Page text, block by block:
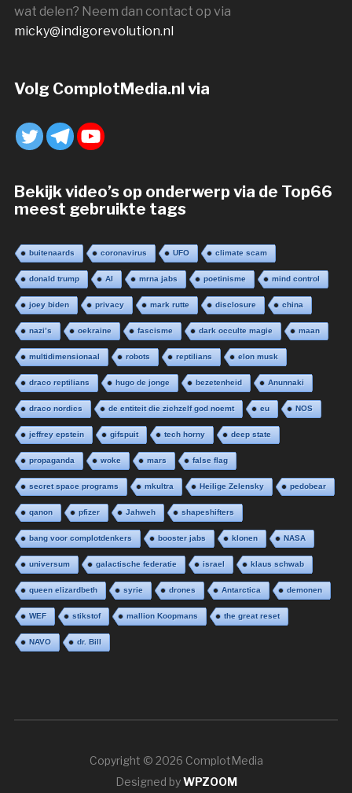
wat delen? Neem dan contact op via
micky@indigorevolution.nl
Volg ComplotMedia.nl via
Bekijk video’s op onderwerp via de Top66
meest gebruikte tags
buitenaards coronavirus UFO climate scam
donald trump AI mrna jabs poetinisme mind control
joey biden privacy mark rutte disclosure china
nazi’s oekraine fascisme dark occulte magie maan
multidimensionaal robots reptilians elon musk
draco reptilians hugo de jonge bezetenheid Anunnaki
draco nordics de entiteit die zichzelf god noemt eu NOS
jeffrey epstein gifspuit tech horny deep state
propaganda woke mars false flag
secret space programs mkultra Heilige Zelensky pedobear
qanon pfizer Jahweh shapeshifters
bang voor complotdenkers booster jabs klonen NASA
universum galactische federatie israel klaus schwab
queen elizardbeth syrie drones Antarctica demonen
WEF stikstof mallion Koopmans the great reset
NAVO dr. Bill
Copyright © 2026 ComplotMedia
Designed byWPZOOM